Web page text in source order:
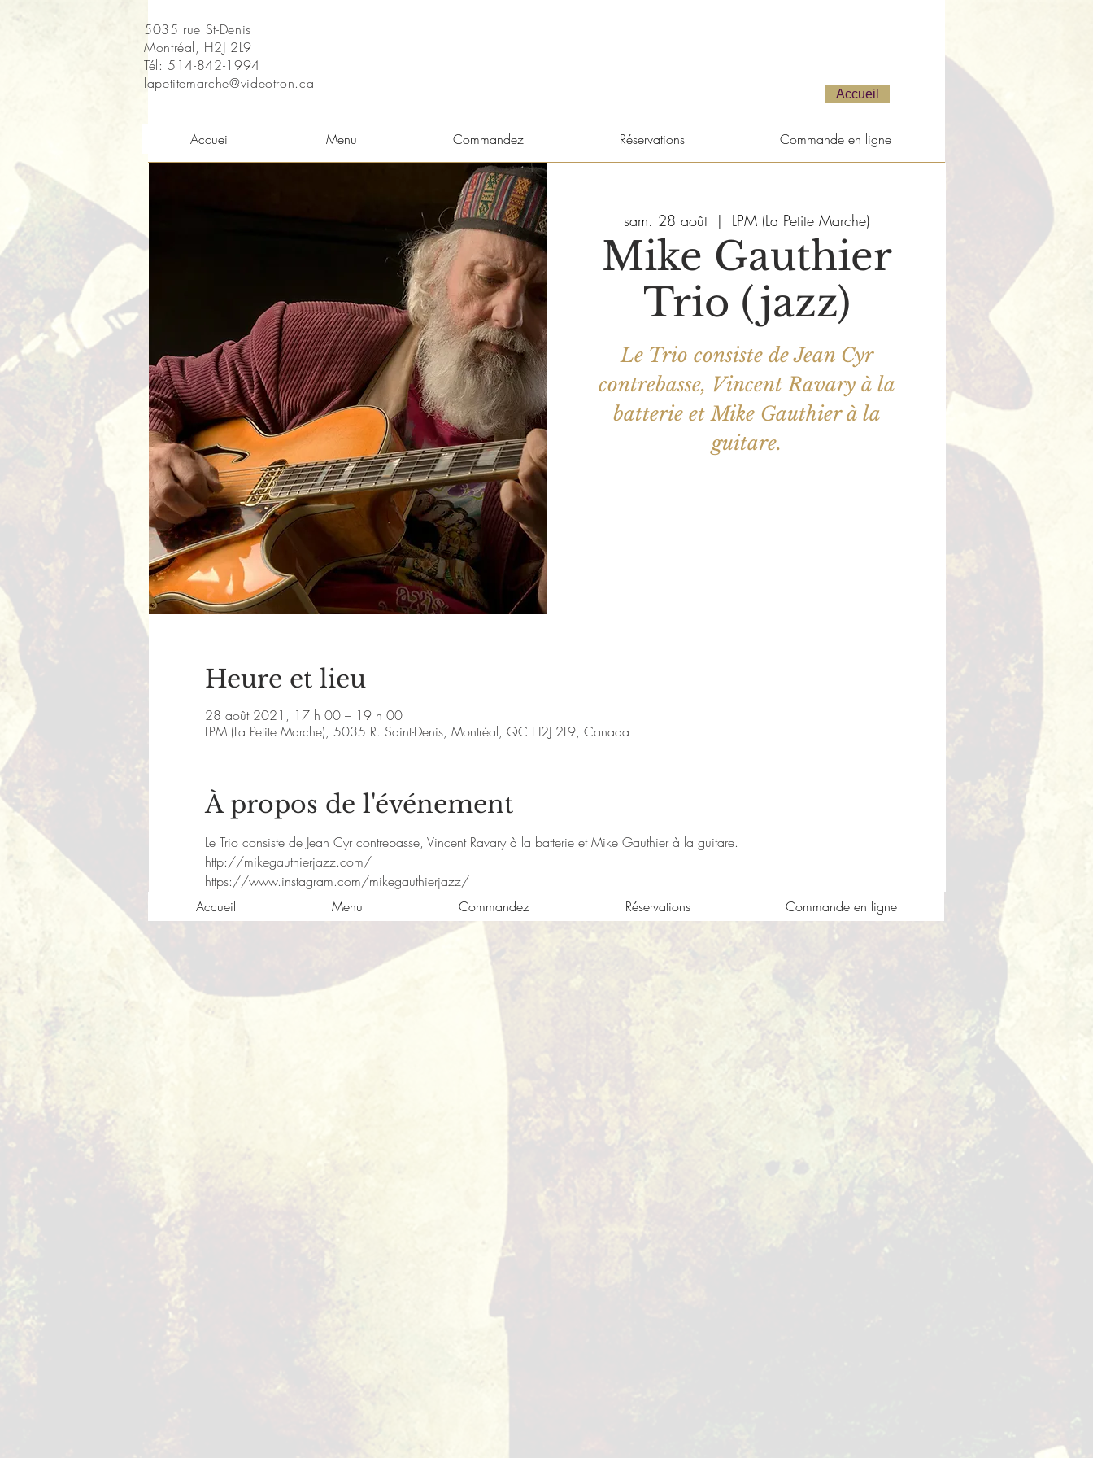
5035 rue St-Denis
Montréal, H2J 2L9
Tél: 514-842-1994
lapetitemarche@videotron.ca
Accueil
Accueil Menu Commandez Réservations Commande en ligne
sam. 28 août
  |
LPM (La Petite Marche)
Mike Gauthier
Trio (jazz)
Le Trio consiste de Jean Cyr
contrebasse, Vincent Ravary à la
batterie et Mike Gauthier à la
Heure et lieu
28 août 2021, 17 h 00 – 19 h 00
LPM (La Petite Marche), 5035 R. Saint-Denis, Montréal, QC H2J 2L9, Canada
À propos de l'événement
Le Trio consiste de Jean Cyr contrebasse, Vincent Ravary à la batterie et Mike Gauthier à la guitare.
http://mikegauthierjazz.com/
https://www.instagram.com/mikegauthierjazz/
Accueil
Menu Commandez Réservations Commande en ligne